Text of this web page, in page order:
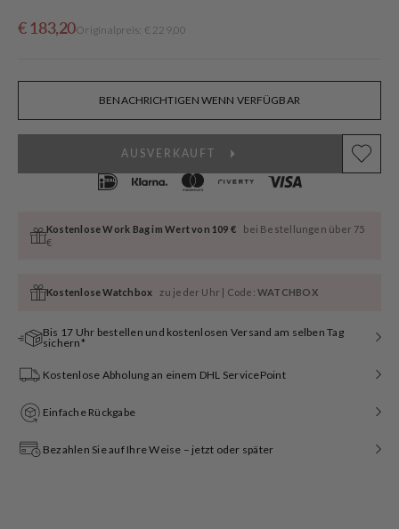
Verkaufspreis
€ 183,20
NormalerOriginalpreis: € 229,00
BENACHRICHTIGEN WENN VERFÜGBAR
AUSVERKAUFT
Kostenlose Work Bag im Wert von 109 €
bei Bestellungen über 75
€
Kostenlose Watchbox zu jeder Uhr | Code:WATCHBOX
Bis 17 Uhr bestellen und kostenlosen Versand am selben Tag
sichern*
Kostenlose Abholung an einem DHL ServicePoint
Einfache Rückgabe
Bezahlen Sie auf Ihre Weise – jetzt oder später